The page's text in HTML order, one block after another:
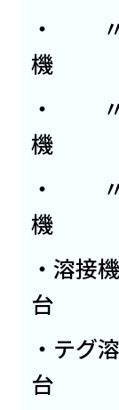
・ 〃
機
・ 〃
機
・ 〃
機
・溶接
台
・テグ
台